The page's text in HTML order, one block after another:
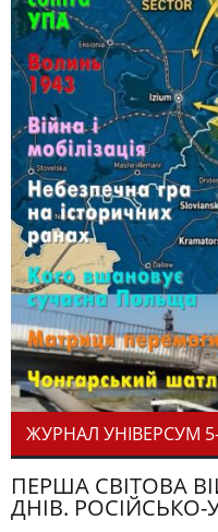
ЖУРНАЛ УНІВЕРСУМ
ПЕРША СВІТОВА
ДНІВ. РОСІЙСЬКО-